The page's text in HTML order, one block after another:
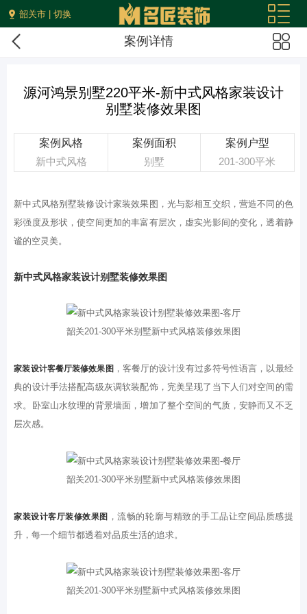
韶关市 | 切换
案例详情
源河鸿景别墅220平米-新中式风格家装设计
别墅装修效果图
案例风格
新中式风格
案例面积
别墅
案例户型
201-300平米
新中式风格别墅装修设计家装效果图，光与影相互交织，营造不同的色
彩强度及形状，使空间更加的丰富有层次，虚实光影间的变化，透着静
谧的空灵美。
新中式风格家装设计别墅装修效果图
韶关201-300平米别墅新中式风格装修效果图
家装设计客餐厅装修效果图，客餐厅的设计没有过多符号性语言，以最经
典的设计手法搭配高级灰调软装配饰，完美呈现了当下人们对空间的需
求。卧室山水纹理的背景墙面，增加了整个空间的气质，安静而又不乏
层次感。
韶关201-300平米别墅新中式风格装修效果图
家装设计客厅装修效果图 ，流畅的轮廓与精致的手工品让空间品质感提
升，每一个细节都透着对品质生活的追求。
韶关201-300平米别墅新中式风格装修效果图